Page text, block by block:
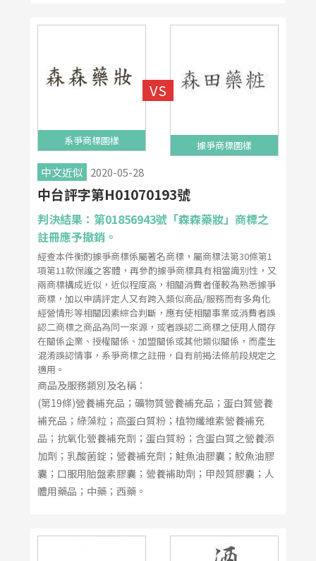
系爭商標圖樣 據爭商標圖樣
中文近似 2020-05-28
中台評字第H01070193號
判決結果：第01856943號「森森藥妝」商標之
註冊應予撤銷。
經查本件衡酌據爭商標係屬著名商標，屬商標法第30條第1
項第11款保護之客體，再參酌據爭商標具有相當識別性，又
兩商標構成近似，近似程度高，相關消費者僅較為熟悉據爭
商標，加以申請評定人又有跨入類似商品/服務而有多角化
經營情形等相關因素綜合判斷，應有使相關事業或消費者誤
認二商標之商品為同一來源，或者誤認二商標之使用人間存
在關係企業、授權關係、加盟關係或其他類似關係，而產生
混淆誤認情事，系爭商標之註冊，自有前揭法條前段規定之
適用。
商品及服務類別及名稱：
(第19條)營養補充品；礦物質營養補充品；蛋白質營養
補充品；綠藻粒；高蛋白質粉；植物纖維素營養補充
品；抗氧化營養補充劑；蛋白質粉；含蛋白質之營養添
加劑；乳酸菌錠；營養補充劑；鮭魚油膠囊；鮫魚油膠
囊；口服用胎盤素膠囊；營養補助劑；甲殼質膠囊；人
體用藥品；中藥；西藥。